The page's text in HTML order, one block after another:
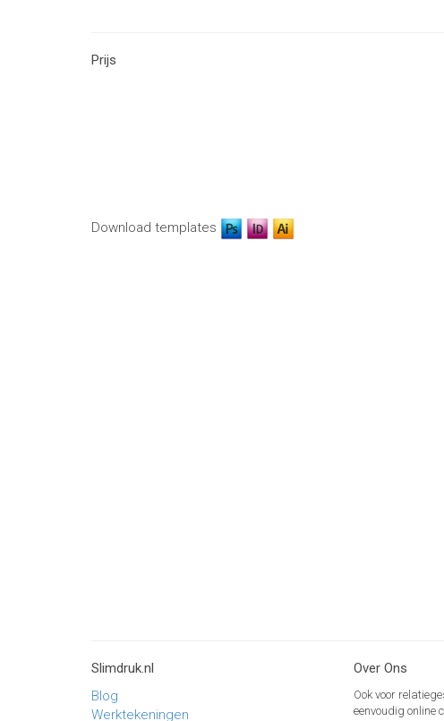
Prijs
Download templates
Slimdruk.nl
Blog
Werktekeningen
Over Ons
Ook voor
eenvoudig online